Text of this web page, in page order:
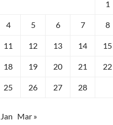
1
4 5 6 7 8
11 12 13 14 15
18 19 20 21 22
25 26 27 28
Mar »